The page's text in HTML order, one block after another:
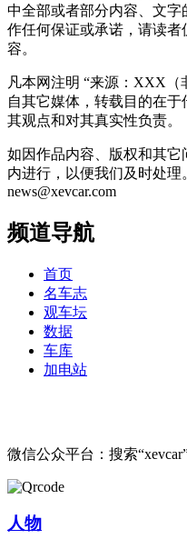
中全部或者部分内容、文
作任何保证或承诺，请读
容。
凡本网注明 “来源：XXX（
自其它媒体，转载目的在
其观点和对其真实性负责。
如因作品内容、版权和其
内进行，以便我们及时处理
news@xevcar.com
频道导航
首页
名车志
观车坛
数据
车库
加电站
微信公众平台：搜索
人物